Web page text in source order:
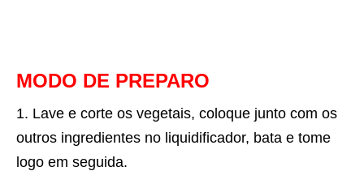
MODO DE PREPARO
Lave e corte os vegetais, coloque junto com os
outros ingredientes no liquidificador, bata e tome
logo em seguida.